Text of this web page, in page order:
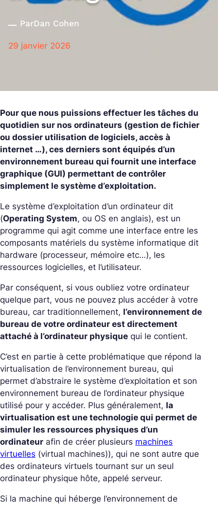
ParDan Cohen
29 janvier 2026
Pour que nous puissions effectuer les tâches du
quotidien sur nos ordinateurs (gestion de fichier
ou dossier utilisation de logiciels, accès à
internet …), ces derniers sont équipés d’un
environnement bureau qui fournit une interface
graphique (GUI) permettant de contrôler
simplement le système d’exploitation.
Le système d’exploitation d’un ordinateur dit
(Operating System, ou OS en anglais), est un
programme qui agit comme une interface entre les
composants matériels du système informatique dit
hardware (processeur, mémoire etc…), les
ressources logicielles, et l’utilisateur.
Par conséquent, si vous oubliez votre ordinateur
quelque part, vous ne pouvez plus accéder à votre
bureau, car traditionnellement, l’environnement de
bureau de votre ordinateur est directement
attaché à l’ordinateur physique qui le contient.
C’est en partie à cette problématique que répond la
virtualisation de l’environnement bureau, qui
permet d’abstraire le système d’exploitation et son
environnement bureau de l’ordinateur physique
utilisé pour y accéder. Plus généralement, la
virtualisation est une technologie qui permet de
simuler les ressources physiques d’un
ordinateur afin de créer plusieurs machines
virtuelles (virtual machines)), qui ne sont autre que
des ordinateurs virtuels tournant sur un seul
ordinateur physique hôte, appelé serveur.
Si la machine qui héberge l’environnement de